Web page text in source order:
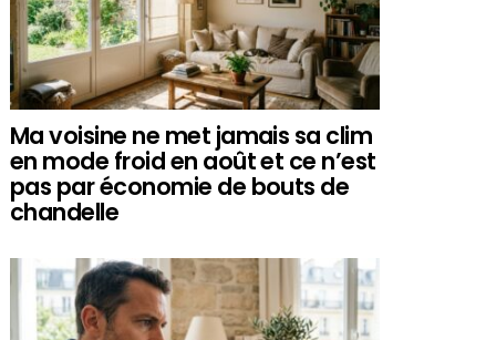
Ma voisine ne met jamais sa clim
en mode froid en août et ce n’est
pas par économie de bouts de
chandelle